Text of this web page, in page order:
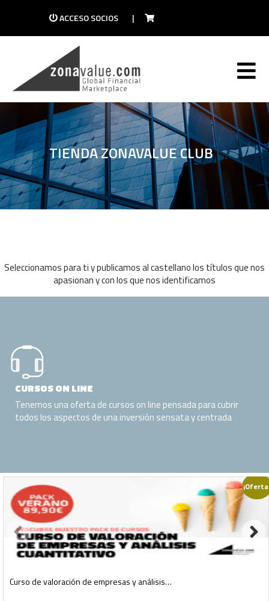
ACCESO SOCIOS |
TIENDA ZONAVALUE CLUB
Seleccionamos para ti y publicamos al castellano los títulos que nos
apasionan y con los que nos identificamos
CURSOS ON LINE
Tenemos una oferta de cursos on line pensada para cubrir
todos los aspectos de una inversión sensata y centrada
Curso de valoración de empresas y análisis…